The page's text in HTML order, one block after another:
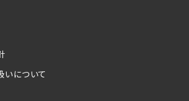
について